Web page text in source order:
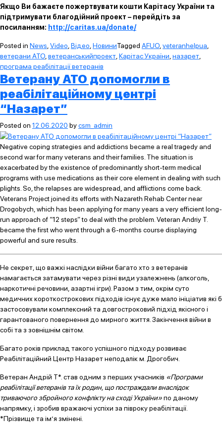
Якщо Ви бажаєте пожертвувати кошти Карітасу України та
підтримувати благодійний проект – перейдіть за
посиланням: http://caritas.ua/donate/
Posted in News Video Відео НовиниTagged AFUO veteranhelpua
ветерани АТО ветеранськийпроект Карітас України назарет
програма реабілітації ветеранів
Ветерану АТО допомогли в
реабілітаційному центрі
“Назарет”
Posted on 12.06.2020 bycsm_admin
Negative coping strategies and addictions became a real tragedy and
second war for many veterans and their families. The situation is
exacerbated by the existence of predominantly short-term medical
programs with use medications as their core element in dealing with such
plights. So, the relapses are widespread, and afflictions come back.
Veterans Project joined its efforts with Nazareth Rehab Center near
Drogobych, which has been applying for many years a very efficient long-
run approach of “12 steps” to deal with the problem. Veteran Andriy T.
became the first who went through a 6-months course displaying
powerful and sure results.
Не секрет, що важкі наслідки війни багато хто з ветеранів
намагається затамувати через різні види узалежнень (алкоголь,
наркотичні речовини, азартні ігри). Разом з тим, окрім суто
медичних короткострокових підходів існує дуже мало ініціатив які б
застосовували комплексний та довгостроковий підхід якісного і
гарантованого повернення до мирного життя. Закінчення війни в
собі та з зовнішнім світом.
Багато років приклад такого успішного підходу розвиває
Реабілітаційний Центр Назарет неподалік м. Дрогобич.
Ветеран Андрій Т*. став одним з перших учасників «Програми
реабілітації ветеранів та їх родин, що постраждали внаслідок
триваючого збройного конфлікту на сході України»по даному
напрямку, і зробив вражаючі успіхи за півроку реабілітації.
*Прізвище та ім’я змінені.